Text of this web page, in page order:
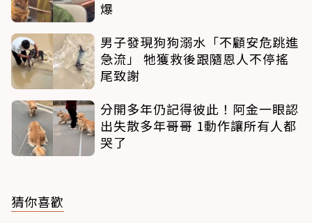
爆
男子發現狗狗溺水「不顧安危跳進
急流」 牠獲救後跟隨恩人不停搖
尾致謝
分開多年仍記得彼此！阿金一眼認
出失散多年哥哥 1動作讓所有人都
哭了
猜你喜歡